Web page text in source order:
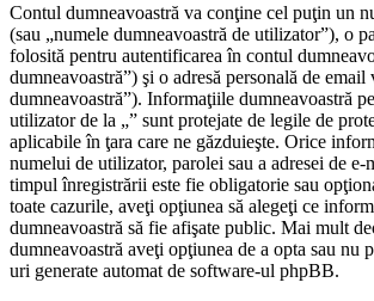
Contul dumneavoastră va conţine cel puţin un
(sau „numele dumneavoastră de utilizator”), o
folosită pentru autentificarea în contul
dumneavoastră”) şi o adresă personală de
dumneavoastră”). Informaţiile dumneavoastră
utilizator de la „” sunt protejate de legile de
aplicabile în ţara care ne găzduieşte. Orice
numelui de utilizator, parolei sau a adresei de e-
timpul înregistrării este fie obligatorie sau
toate cazurile, aveţi opţiunea să alegeţi ce
dumneavoastră să fie afişate public. Mai mult
dumneavoastră aveţi opţiunea de a opta sau nu
uri generate automat de software-ul phpBB.